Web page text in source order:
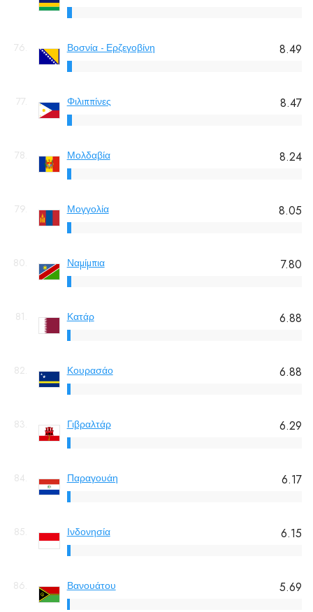
76. Βοσνία - Ερζεγοβίνη 8.49
77. Φιλιππίνες 8.47
78. Μολδαβία 8.24
79. Μογγολία 8.05
80. Ναμίμπια 7.80
81. Κατάρ 6.88
82. Κουρασάο 6.88
83. Γιβραλτάρ 6.29
84. Παραγουάη 6.17
85. Ινδονησία 6.15
86. Βανουάτου 5.69